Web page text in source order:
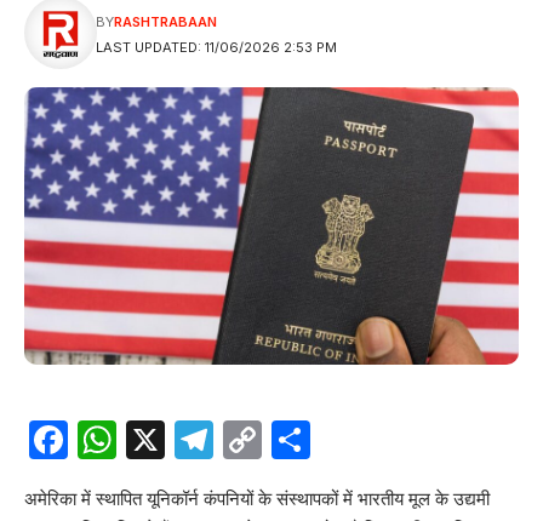
LAST UPDATED: 11/06/2026 2:53 PM
BYRASHTRABAAN
Facebook
WhatsApp
X Telegram
Copy
Link
अमेरिका में स्थापित यूनिकॉर्न कंपनियों के संस्थापकों में भारतीय मूल के उद्यमी